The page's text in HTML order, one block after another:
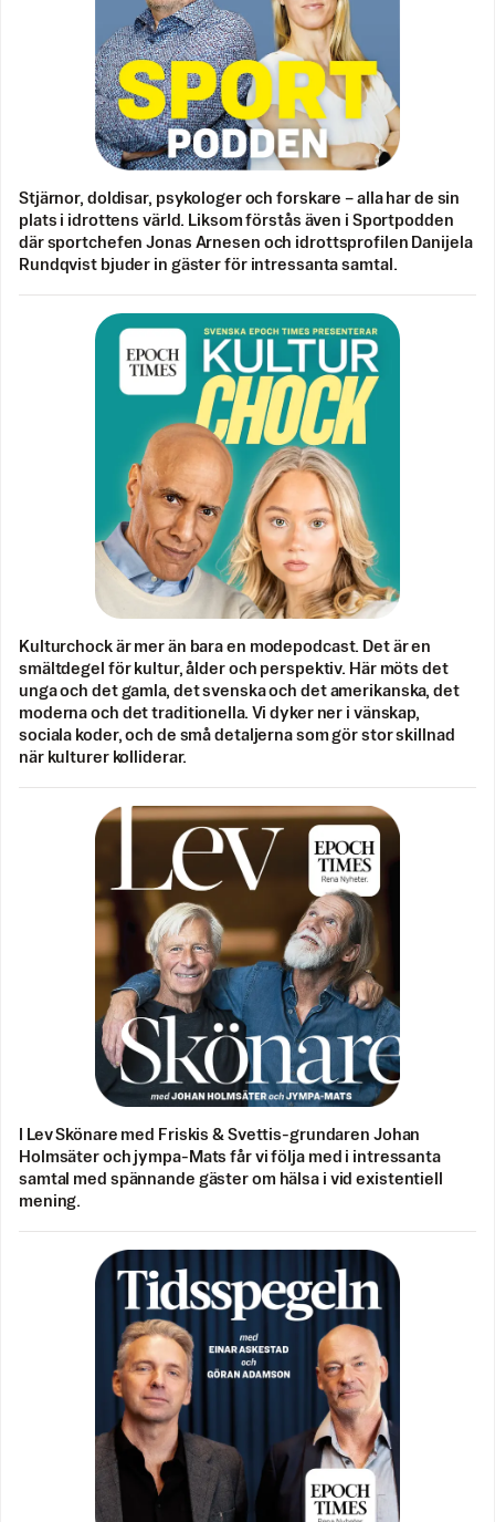
Stjärnor, doldisar, psykologer och forskare – alla har de sin
plats i idrottens värld. Liksom förstås även i Sportpodden
där sportchefen Jonas Arnesen och idrottsprofilen Danijela
Rundqvist bjuder in gäster för intressanta samtal.
Kulturchock är mer än bara en modepodcast. Det är en
smältdegel för kultur, ålder och perspektiv. Här möts det
unga och det gamla, det svenska och det amerikanska, det
moderna och det traditionella. Vi dyker ner i vänskap,
sociala koder, och de små detaljerna som gör stor skillnad
när kulturer kolliderar.
I Lev Skönare med Friskis & Svettis-grundaren Johan
Holmsäter och jympa-Mats får vi följa med i intressanta
samtal med spännande gäster om hälsa i vid existentiell
mening.